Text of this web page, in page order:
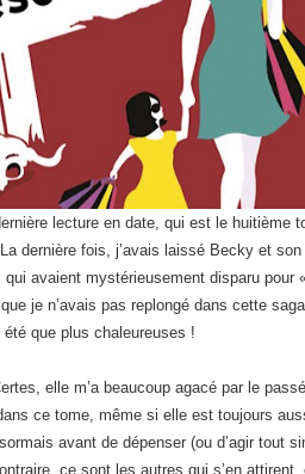
lecture en date, qui est le huitième
dernière fois, j’avais laissé Becky et
avaient mystérieusement disparu pour
je n’avais pas replongé dans cette
que plus chaleureuses !
elle m’a beaucoup agacé par le
ce tome, même si elle est toujours
avant de dépenser (ou d’agir tout
ce sont les autres qui s’en